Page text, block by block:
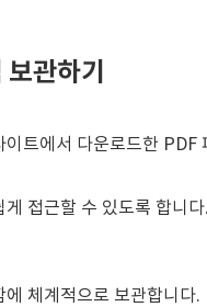
관하기
이트에서 다운로드한
접근할 수 있도록 합니다.
체계적으로 보관합니다.